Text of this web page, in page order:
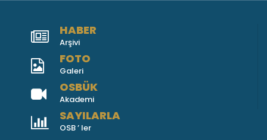
HABER
Arşivi
FOTO
Galeri
OSBÜK
Akademi
SAYILARLA
OSB ’ ler